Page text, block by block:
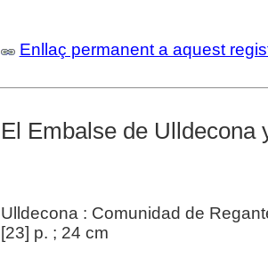
Enllaç permanent a aquest
El Embalse de Ulldecona
Ulldecona : Comunidad de
[23] p. ; 24 cm